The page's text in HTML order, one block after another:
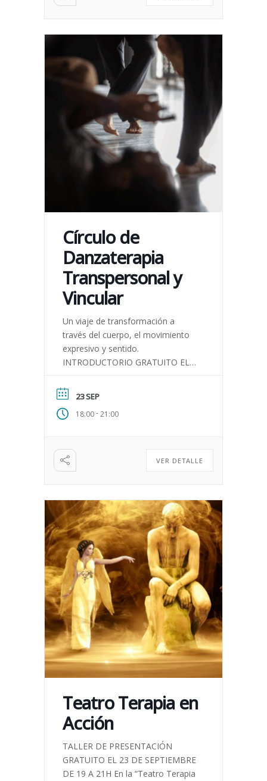
Círculo de
Danzaterapia
Transpersonal y
Vincular
Un viaje de transformación a
través del cuerpo, el movimiento
expresivo y sentido.
INTRODUCTORIO GRATUITO EL
Recorrido psicoterapéutico de
índole grupal basado en […]
23 SEP
18:00-21:00
VER DETALLE
Teatro Terapia en
Acción
TALLER DE PRESENTACIÓN
GRATUITO EL 23 DE SEPTIEMBRE
DE 19 A 21H En la “Teatro Terapia